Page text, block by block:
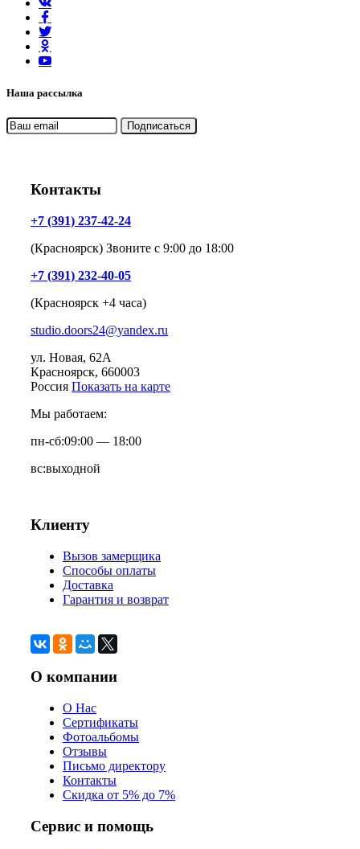
Наша рассылка
Контакты
+7 (391) 237-42-24
(Красноярск) Звоните с 9:00 до 18:00
+7 (391) 232-40-05
(Красноярск +4 часа)
studio.doors24@yandex.ru
ул. Новая, 62А
Красноярск, 660003
Россия Показать на карте
Мы работаем:
пн-сб:09:00 — 18:00
вс:выходной
Клиенту
Вызов замерщика
Способы оплаты
Доставка
Гарантия и возврат
О компании
О Нас
Сертификаты
Фотоальбомы
Отзывы
Письмо директору
Контакты
Скидка от 5% до 7%
Сервис и помощь